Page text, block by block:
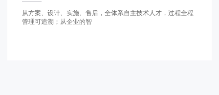
从方案、设计、实施、售后，全体系自主技术人才，过程全程
管理可追溯；从企业的智